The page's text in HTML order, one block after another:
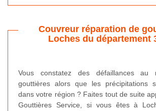
Couvreur réparation de
Loches du département
Vous constatez des défaillances au
gouttières alors que les précipitations
dans votre région ? Faites tout de suite
Gouttières Service, si vous êtes à